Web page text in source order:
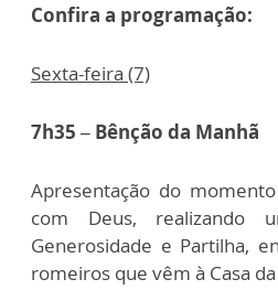
Confira a programação:
Sexta-feira (7)
7h35 – Bênção da Manhã
Apresentação do
com Deus, realizando
Generosidade e Partilha,
romeiros que vêm à Casa